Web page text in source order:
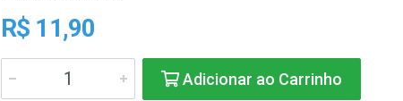
R$ 11,90
Adicionar ao Carrinho